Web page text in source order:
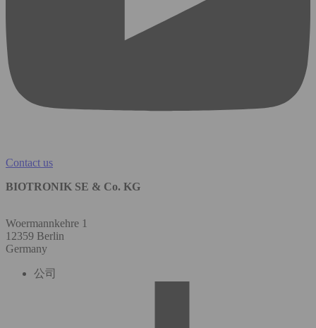
Contact us
BIOTRONIK SE & Co. KG
Woermannkehre 1
12359 Berlin
Germany
公司